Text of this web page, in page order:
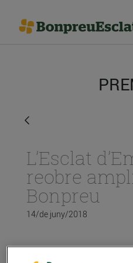
L’Esclat
reobre
Bonpreu
14/de juny/2018
L’Esclat d’Empuriabrava